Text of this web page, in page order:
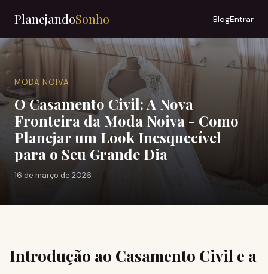
PlanejandoSonho BlogEntrar
MODA NOIVA
O Casamento Civil: A Nova
Fronteira da Moda Noiva - Como
Planejar um Look Inesquecível
para o Seu Grande Dia
16 de março de 2026
Introdução ao Casamento Civil e a